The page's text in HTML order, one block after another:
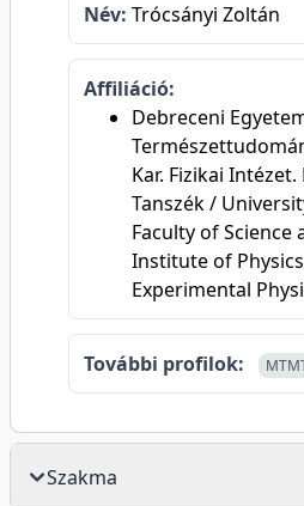
Név: Trócsányi Zoltán
Affiliáció:
Debreceni
Kar. Fizikai
Tanszék /
Faculty of Science
Institute of
Experimental
További profilok:
Szakma